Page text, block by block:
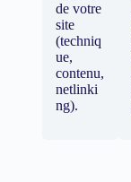
de votre
site
(techniq
ue,
contenu,
netlinki
ng).